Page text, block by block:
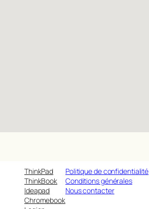
ThinkPad
ThinkBook
Ideapad
Chromebook
Politique de confidentialité
Conditions générales
Nous contacter